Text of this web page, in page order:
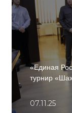
«Единая
турнир
07.11.25